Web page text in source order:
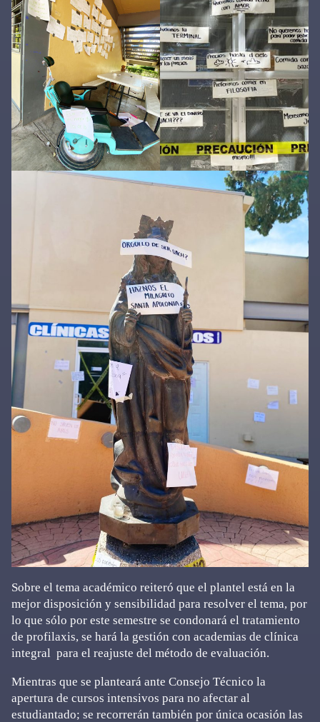
Sobre el tema académico reiteró que el plantel está en la
mejor disposición y sensibilidad para resolver el tema, por
lo que sólo por este semestre se condonará el tratamiento
de profilaxis, se hará la gestión con academias de clínica
integral para el reajuste del método de evaluación.
Mientras que se planteará ante Consejo Técnico la
apertura de cursos intensivos para no afectar al
estudiantado; se recorrerán también por única ocasión las